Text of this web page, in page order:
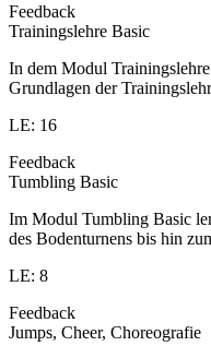
Feedback
Trainingslehre Basic
In dem Modul
Grundlagen der
LE: 16
Feedback
Tumbling Basic
Im Modul Tumbling Basic
des Bodenturnens bis hin
LE: 8
Feedback
Jumps, Cheer, Choreografie